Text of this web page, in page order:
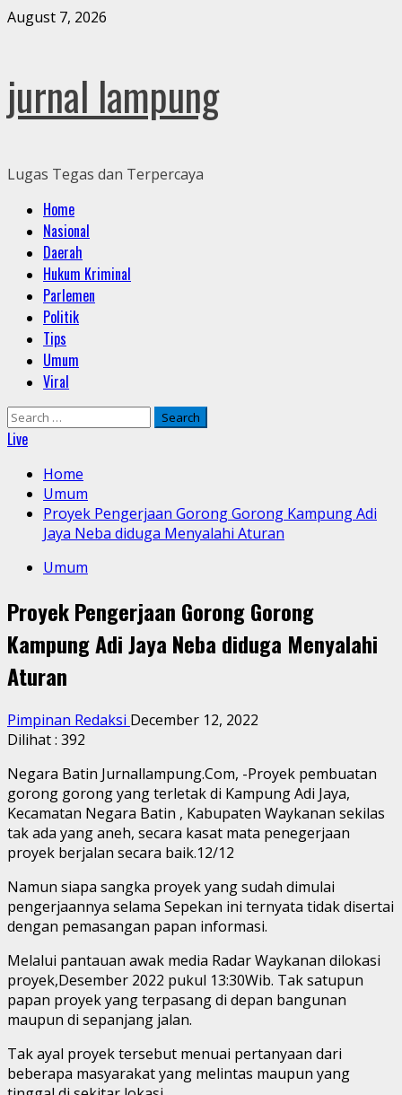
Skip
August 7, 2026
jurnal lampung
Lugas Tegas dan Terpercaya
Primary
Menu
Home
Nasional
Daerah
Hukum Kriminal
Parlemen
Politik
Tips
Umum
Viral
Search
for:
Live
Home
Umum
Proyek Pengerjaan Gorong Gorong Kampung Adi
Jaya Neba diduga Menyalahi Aturan
Umum
Proyek Pengerjaan Gorong Gorong
Kampung Adi Jaya Neba diduga Menyalahi
Aturan
Pimpinan Redaksi December 12, 2022
Dilihat : 392
Negara Batin Jurnallampung.Com, -Proyek pembuatan
gorong gorong yang terletak di Kampung Adi Jaya,
Kecamatan Negara Batin , Kabupaten Waykanan sekilas
tak ada yang aneh, secara kasat mata penegerjaan
proyek berjalan secara baik.12/12
Namun siapa sangka proyek yang sudah dimulai
pengerjaannya selama Sepekan ini ternyata tidak disertai
dengan pemasangan papan informasi.
Melalui pantauan awak media Radar Waykanan dilokasi
proyek,Desember 2022 pukul 13:30Wib. Tak satupun
papan proyek yang terpasang di depan bangunan
maupun di sepanjang jalan.
Tak ayal proyek tersebut menuai pertanyaan dari
beberapa masyarakat yang melintas maupun yang